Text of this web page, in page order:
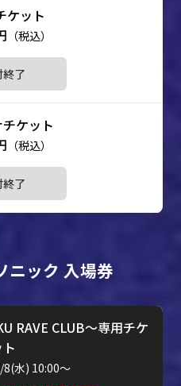
（税込）
終了
（税込）
終了
ニック 入場券
RAVE CLUB～専用チケ
8(水) 10:00～